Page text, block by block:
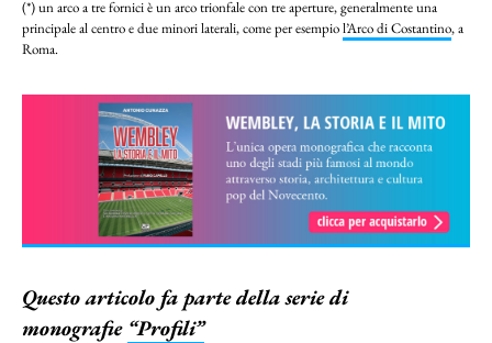
(*) un arco a tre fornici è un arco trionfale con tre aperture, generalmente una
principale al centro e due minori laterali, come per esempiol’Arco di Costantino, a
Roma.
Questo articolo fa parte della serie di
monografie “Profili”